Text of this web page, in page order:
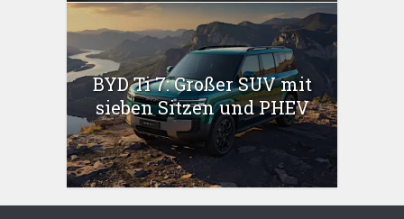
BYD Ti 7: Großer SUV mit
sieben Sitzen und PHEV